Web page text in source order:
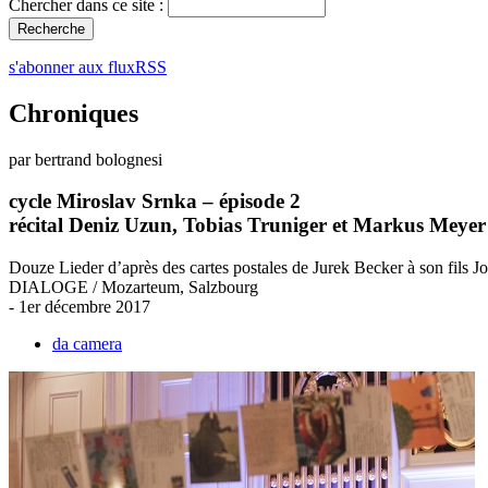
Chercher dans ce site :
s'abonner aux fluxRSS
Chroniques
par bertrand bolognesi
cycle Miroslav Srnka – épisode 2
récital Deniz Uzun, Tobias Truniger et Markus Meyer
Douze Lieder d’après des cartes postales de Jurek Becker à son fils
DIALOGE / Mozarteum, Salzbourg
- 1er décembre 2017
da camera